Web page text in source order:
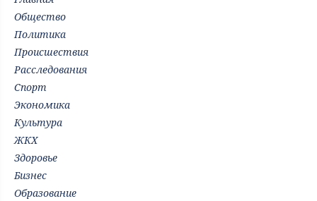
Общество
Политика
Происшествия
Расследования
Спорт
Экономика
Культура
ЖКХ
Здоровье
Бизнес
Образование